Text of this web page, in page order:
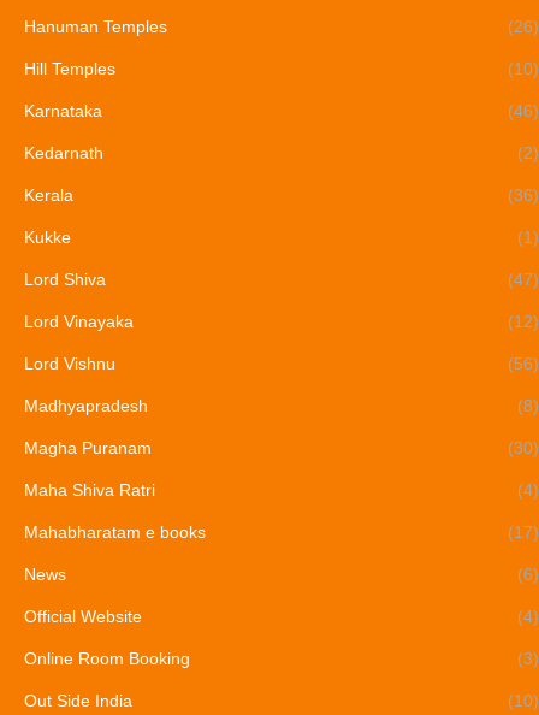
Hanuman Temples (26)
Hill Temples (10)
Karnataka (46)
Kedarnath (2)
Kerala (36)
Kukke (1)
Lord Shiva (47)
Lord Vinayaka (12)
Lord Vishnu (56)
Madhyapradesh (8)
Magha Puranam (30)
Maha Shiva Ratri (4)
Mahabharatam e books (17)
News (6)
Official Website (4)
Online Room Booking (3)
Out Side India (10)